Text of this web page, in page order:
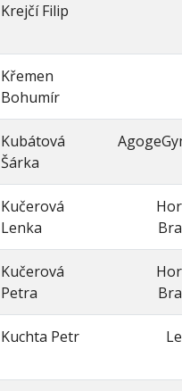
Krejčí Filip
Křemen
Bohumír
Kubátová
Šárka
Kučerová
Lenka
Kučerová
Petra
Kuchta Petr